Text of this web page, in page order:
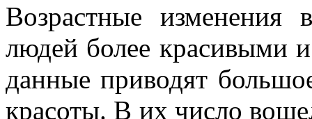
Возрастные
людей более красивыми
данные приводят
красоты. В их число